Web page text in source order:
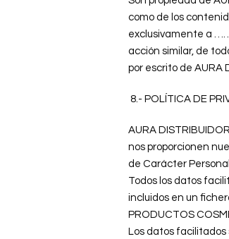
como de los
exclusivamente a
acción similar, de
por escrito de AURA
8.- POLÍTICA DE
AURA
nos proporcionen
de Carácter
Todos los datos
incluidos en un
PRODUCTOS
Los datos